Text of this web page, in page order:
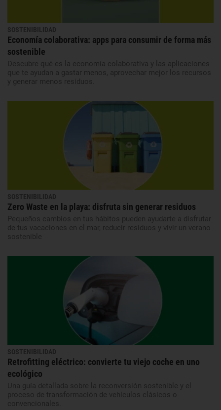
SOSTENIBILIDAD
Economía colaborativa: apps para consumir de forma más
sostenible
Descubre qué es la economía colaborativa y las aplicaciones
que te ayudan a gastar menos, aprovechar mejor los recursos
y generar menos residuos.
SOSTENIBILIDAD
Zero Waste en la playa: disfruta sin generar residuos
Pequeños cambios en tus hábitos pueden ayudarte a disfrutar
de tus vacaciones en el mar, reducir residuos y vivir un verano
sostenible
SOSTENIBILIDAD
Retrofitting eléctrico: convierte tu viejo coche en uno
ecológico
Una guía detallada sobre la reconversión sostenible y el
proceso de transformación de vehículos clásicos o
convencionales.